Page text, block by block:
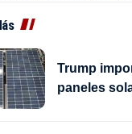
Trump
paneles